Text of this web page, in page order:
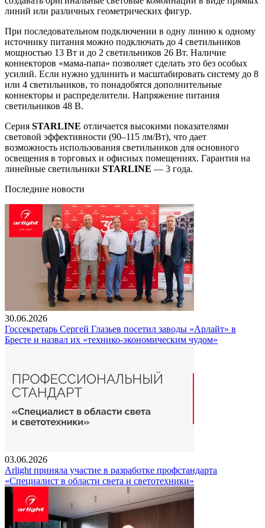
линий или различных геометрических фигур.
При последовательном подключении в одну линию к одному
источнику питания можно подключать до 4 светильников
мощностью 13 Вт и до 2 светильников 26 Вт. Наличие
коннекторов «мама-папа» позволяет сделать это без особых
усилий. Если нужно удлинить и масштабировать систему до 8
или 4 светильников, то понадобятся дополнительные
коннекторы и распределители. Напряжение питания
светильников 48 В.
Серия STARLINE отличается высокими показателями
световой эффективности (90–115 лм/Вт), что дает
возможность использования светильников для основного
освещения в торговых и офисных помещениях. Гарантия на
линейные светильники STARLINE — 3 года.
Последние новости
30.06.2026
Госсекретарь Сергей Глазьев посетил заводы «Арлайт» в
Бресте и назвал их «технико-экономическим чудом»
03.06.2026
Arlight приняла участие в разработке профстандарта
«Специалист в области света и светотехники»